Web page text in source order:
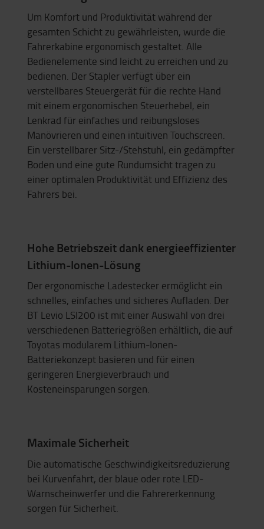
Um Komfort und Produktivität während der
gesamten Schicht zu gewährleisten, wurde die
Fahrerkabine ergonomisch gestaltet. Alle
Bedienelemente sind leicht zu erreichen und zu
bedienen. Der Stapler verfügt über ein
verstellbares Steuergerät für die rechte Hand
mit einem ergonomischen Steuerhebel, ein
Lenkrad für einfaches und reibungsloses
Manövrieren und einen intuitiven Touchscreen.
Ein verstellbarer Sitz-/Stehstuhl, ein gedämpfter
Boden und eine gute Rundumsicht tragen zu
einer optimalen Produktivität und Effizienz des
Fahrers bei.
Hohe Betriebszeit dank energieeffizienter
Lithium-Ionen-Lösung
Der ergonomische Ladestecker ermöglicht ein
schnelles, einfaches und sicheres Aufladen. Der
BT Levio LSI200 ist mit einer Auswahl von drei
verschiedenen Batteriegrößen erhältlich, die auf
Toyotas modularem Lithium-Ionen-
Batteriekonzept basieren und für einen
geringeren Energieverbrauch und
Kosteneinsparungen sorgen.
Maximale Sicherheit
Die automatische Geschwindigkeitsreduzierung
bei Kurvenfahrt, der blaue oder rote LED-
Warnscheinwerfer und die Fahrererkennung
sorgen für Sicherheit.